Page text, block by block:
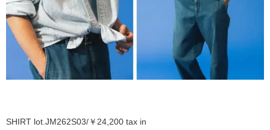
SHIRT lot.JM262S03/￥24,200 tax in